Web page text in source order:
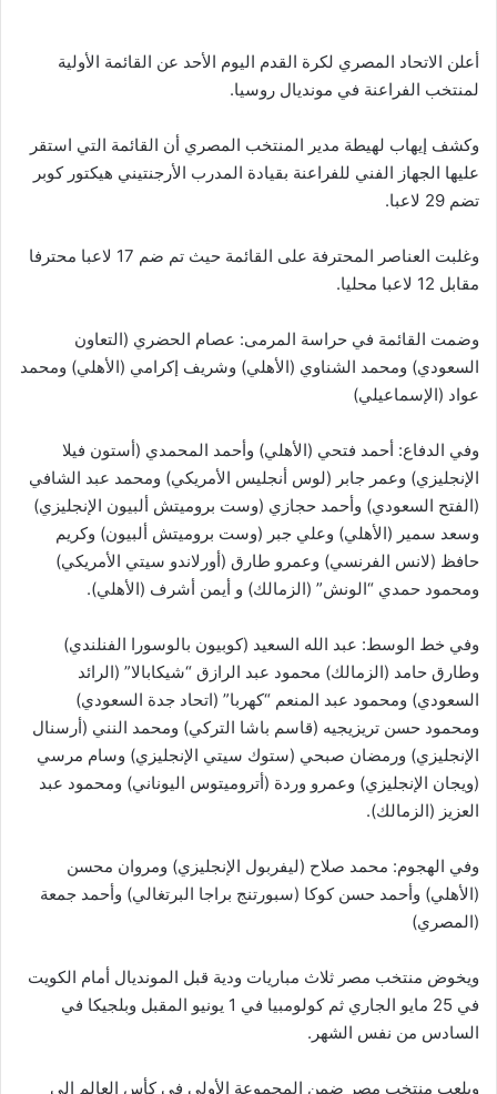
أعلن الاتحاد المصري لكرة القدم اليوم الأحد عن القائمة الأولية
لمنتخب الفراعنة في مونديال روسيا.
وكشف إيهاب لهيطة مدير المنتخب المصري أن القائمة التي استقر
عليها الجهاز الفني للفراعنة بقيادة المدرب الأرجنتيني هيكتور كوبر
تضم 29 لاعبا.
وغلبت العناصر المحترفة على القائمة حيث تم ضم 17 لاعبا محترفا
مقابل 12 لاعبا محليا.
وضمت القائمة في حراسة المرمى: عصام الحضري (التعاون
السعودي) ومحمد الشناوي (الأهلي) وشريف إكرامي (الأهلي) ومحمد
عواد (الإسماعيلي)
وفي الدفاع: أحمد فتحي (الأهلي) وأحمد المحمدي (أستون فيلا
الإنجليزي) وعمر جابر (لوس أنجليس الأمريكي) ومحمد عبد الشافي
(الفتح السعودي) وأحمد حجازي (وست بروميتش ألبيون الإنجليزي)
وسعد سمير (الأهلي) وعلي جبر (وست بروميتش ألبيون) وكريم
حافظ (لانس الفرنسي) وعمرو طارق (أورلاندو سيتي الأمريكي)
ومحمود حمدي “الونش” (الزمالك) و أيمن أشرف (الأهلي).
وفي خط الوسط: عبد الله السعيد (كوبيون بالوسورا الفنلندي)
وطارق حامد (الزمالك) محمود عبد الرازق “شيكابالا” (الرائد
السعودي) ومحمود عبد المنعم “كهربا” (اتحاد جدة السعودي)
ومحمود حسن تريزيجيه (قاسم باشا التركي) ومحمد النني (أرسنال
الإنجليزي) ورمضان صبحي (ستوك سيتي الإنجليزي) وسام مرسي
(ويجان الإنجليزي) وعمرو وردة (أتروميتوس اليوناني) ومحمود عبد
العزيز (الزمالك).
وفي الهجوم: محمد صلاح (ليفربول الإنجليزي) ومروان محسن
(الأهلي) وأحمد حسن كوكا (سبورتنج براجا البرتغالي) وأحمد جمعة
(المصري)
ويخوض منتخب مصر ثلاث مباريات ودية قبل المونديال أمام الكويت
في 25 مايو الجاري ثم كولومبيا في 1 يونيو المقبل وبلجيكا في
السادس من نفس الشهر.
ويلعب منتخب مصر ضمن المجموعة الأولى في كأس العالم إلى